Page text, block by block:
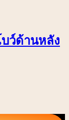
บว์ด้านหลัง